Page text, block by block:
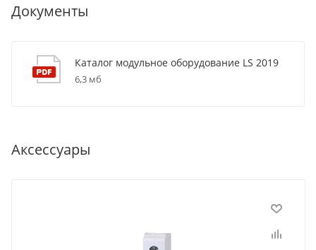
Документы
Каталог модульное оборудование LS 2019
6,3 мб
Аксессуары